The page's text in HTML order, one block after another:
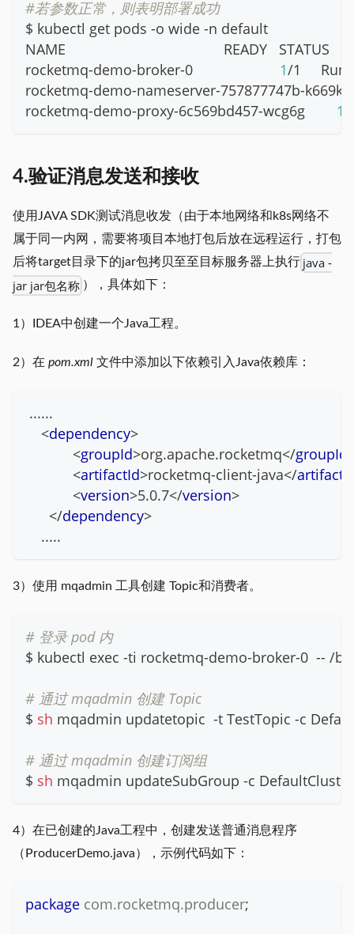
#若参数正常，则表明部署成功
$ kubectl get pods -o wide -n default
NAME                                        READY   STATUS
rocketmq-demo-broker-0 1/1
rocketmq-demo-nameserver-757877747b-k669k
rocketmq-demo-proxy-6c569bd457-wcg6g 1
4.验证消息发送和接收
使用JAVA SDK测试消息收发（由于本地网络和k8s网络不
属于同一内网，需要将项目本地打包后放在远程运行，打包
后将target目录下的jar包拷贝至至目标服务器上执行 java -
jar jar包名称 ），具体如下：
1）IDEA中创建一个Java工程。
2）在 pom.xml 文件中添加以下依赖引入Java依赖库：
......
<dependency>
<groupId>org.apache.rocketmq</groupId
<artifactId>rocketmq-client-java</
<version>5.0.7</version>
</dependency>
    .....
3）使用 mqadmin 工具创建 Topic和消费者。
# 登录 pod 内
$ kubectl exec -ti rocketmq-demo-broker-0  -- /
# 通过 mqadmin 创建 Topic
$ sh mqadmin updatetopic  -t TestTopic -c
# 通过 mqadmin 创建订阅组
$ sh mqadmin updateSubGroup -c
4）在已创建的Java工程中，创建发送普通消息程序
（ProducerDemo.java），示例代码如下：
package com.rocketmq.producer;